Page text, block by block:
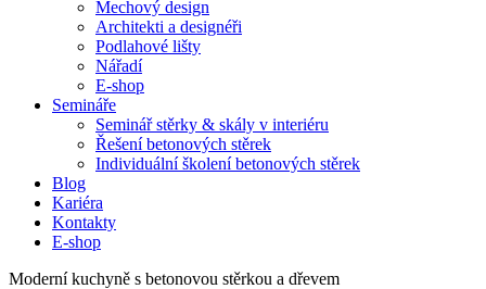
Mechový design
Architekti a designéři
Podlahové lišty
Nářadí
E-shop
Semináře
Seminář stěrky & skály v interiéru
Řešení betonových stěrek
Individuální školení betonových stěrek
Blog
Kariéra
Kontakty
E-shop
Moderní kuchyně s betonovou stěrkou a dřevem